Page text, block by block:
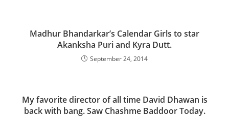
Madhur Bhandarkar’s Calendar Girls to star
Akanksha Puri and Kyra Dutt.
September 24, 2014
My favorite director of all time David Dhawan is
back with bang. Saw Chashme Baddoor Today.